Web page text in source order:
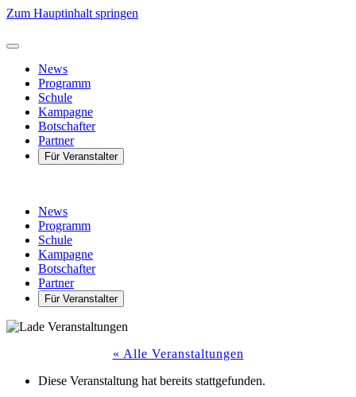
Zum Hauptinhalt springen
News
Programm
Schule
Kampagne
Botschafter
Partner
Für Veranstalter
News
Programm
Schule
Kampagne
Botschafter
Partner
Für Veranstalter
« Alle Veranstaltungen
Diese Veranstaltung hat bereits stattgefunden.